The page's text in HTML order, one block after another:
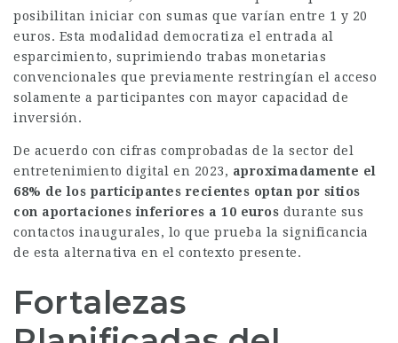
posibilitan iniciar con sumas que varían entre 1 y 20
euros. Esta modalidad democratiza el entrada al
esparcimiento, suprimiendo trabas monetarias
convencionales que previamente restringían el acceso
solamente a participantes con mayor capacidad de
inversión.
De acuerdo con cifras comprobadas de la sector del
entretenimiento digital en 2023, aproximadamente el
68% de los participantes recientes optan por sitios
con aportaciones inferiores a 10 euros durante sus
contactos inaugurales, lo que prueba la significancia
de esta alternativa en el contexto presente.
Fortalezas